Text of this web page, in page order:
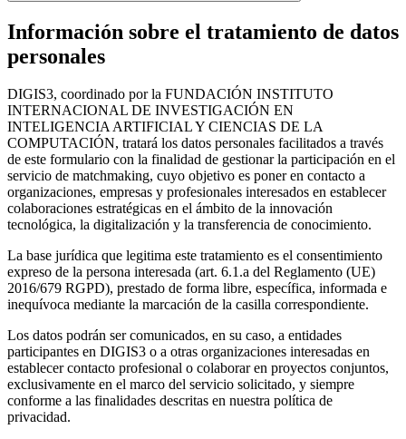
Información sobre el tratamiento de datos
personales
DIGIS3, coordinado por la FUNDACIÓN INSTITUTO
INTERNACIONAL DE INVESTIGACIÓN EN
INTELIGENCIA ARTIFICIAL Y CIENCIAS DE LA
COMPUTACIÓN, tratará los datos personales facilitados a través
de este formulario con la finalidad de gestionar la participación en el
servicio de matchmaking, cuyo objetivo es poner en contacto a
organizaciones, empresas y profesionales interesados en establecer
colaboraciones estratégicas en el ámbito de la innovación
tecnológica, la digitalización y la transferencia de conocimiento.
La base jurídica que legitima este tratamiento es el consentimiento
expreso de la persona interesada (art. 6.1.a del Reglamento (UE)
2016/679 RGPD), prestado de forma libre, específica, informada e
inequívoca mediante la marcación de la casilla correspondiente.
Los datos podrán ser comunicados, en su caso, a entidades
participantes en DIGIS3 o a otras organizaciones interesadas en
establecer contacto profesional o colaborar en proyectos conjuntos,
exclusivamente en el marco del servicio solicitado, y siempre
conforme a las finalidades descritas en nuestra política de
privacidad.